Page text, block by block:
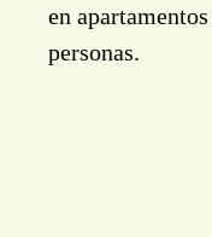
en
personas.